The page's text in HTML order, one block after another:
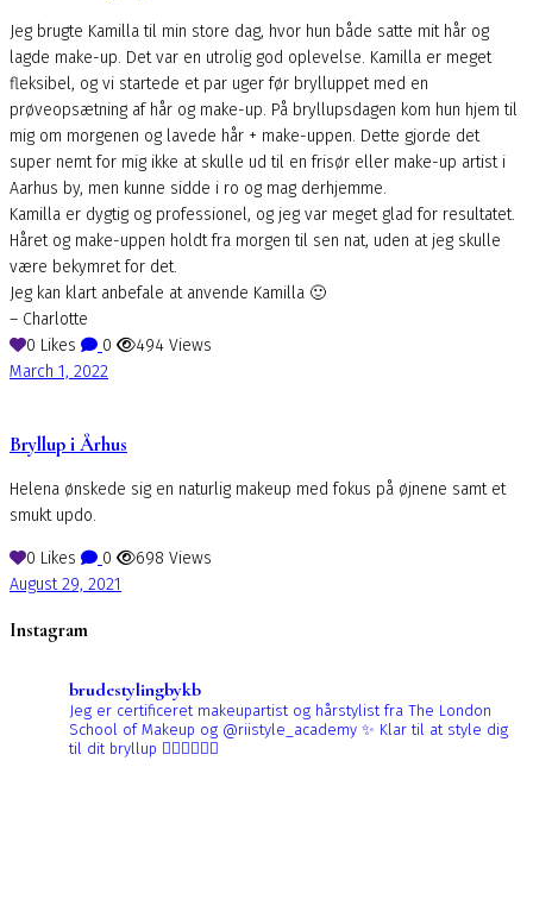
Jeg brugte Kamilla til min store dag, hvor hun både satte mit hår og
lagde make-up. Det var en utrolig god oplevelse. Kamilla er meget
fleksibel, og vi startede et par uger før brylluppet med en
prøveopsætning af hår og make-up. På bryllupsdagen kom hun hjem til
mig om morgenen og lavede hår + make-uppen. Dette gjorde det
super nemt for mig ikke at skulle ud til en frisør eller make-up artist i
Aarhus by, men kunne sidde i ro og mag derhjemme.
Kamilla er dygtig og professionel, og jeg var meget glad for resultatet.
Håret og make-uppen holdt fra morgen til sen nat, uden at jeg skulle
være bekymret for det.
Jeg kan klart anbefale at anvende Kamilla 🙂
– Charlotte
0 Likes 0 494 Views
March 1, 2022
Bryllup i Århus
Helena ønskede sig en naturlig makeup med fokus på øjnene samt et
smukt updo.
0 Likes 0 698 Views
August 29, 2021
Instagram
brudestylingbykb
Jeg er certificeret makeupartist og hårstylist fra The London
School of Makeup og @riistyle_academy ✨ Klar til at style dig
til dit bryllup 👰🏼‍♀️👰🏻‍♀️